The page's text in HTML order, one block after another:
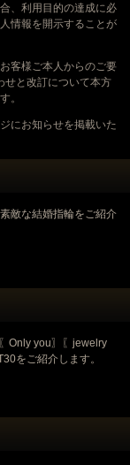
、利用目的の達成に必
情報を開示することが
客様ご本人からのご要
せと改訂について本方
。
にお知らせを掲載いた
敵な結婚指輪をご紹介
Only you〗〖jewelry
をご紹介します。